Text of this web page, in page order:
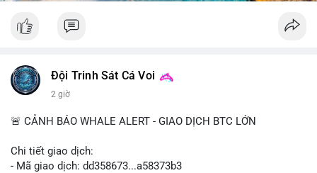
Đội Trinh Sát Cá Voi
2 giờ
🚨 CẢNH BÁO WHALE ALERT - GIAO DỊCH BTC LỚN
Chi tiết giao dịch:
- Mã giao dịch: dd358673...a58373b3